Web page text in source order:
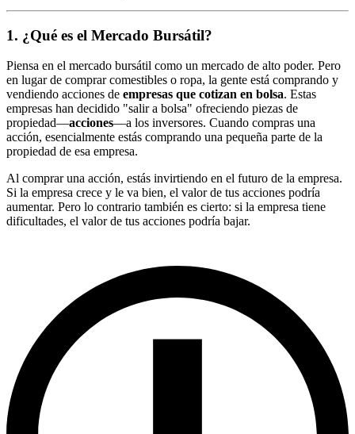
1. ¿Qué es el Mercado Bursátil?
Piensa en el mercado bursátil como un mercado de alto poder. Pero
en lugar de comprar comestibles o ropa, la gente está comprando y
vendiendo acciones de empresas que cotizan en bolsa. Estas
empresas han decidido "salir a bolsa" ofreciendo piezas de
propiedad—acciones—a los inversores. Cuando compras una
acción, esencialmente estás comprando una pequeña parte de la
propiedad de esa empresa.
Al comprar una acción, estás invirtiendo en el futuro de la empresa.
Si la empresa crece y le va bien, el valor de tus acciones podría
aumentar. Pero lo contrario también es cierto: si la empresa tiene
dificultades, el valor de tus acciones podría bajar.